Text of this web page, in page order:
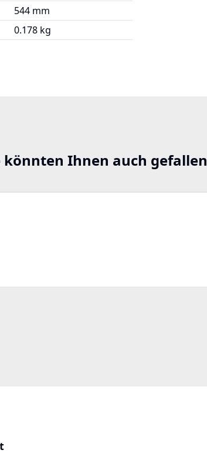
544 mm
0.178 kg
könnten Ihnen auch gefallen